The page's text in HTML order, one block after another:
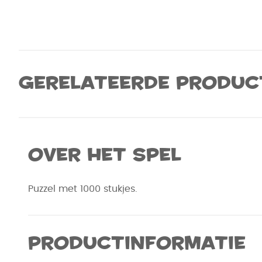
Gerelateerde
Over het spel
Puzzel met 1000 stukjes.
Productinformatie